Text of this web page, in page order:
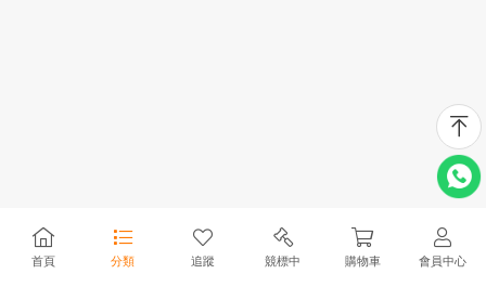
首頁 分類 追蹤 競標中 購物車 會員中心